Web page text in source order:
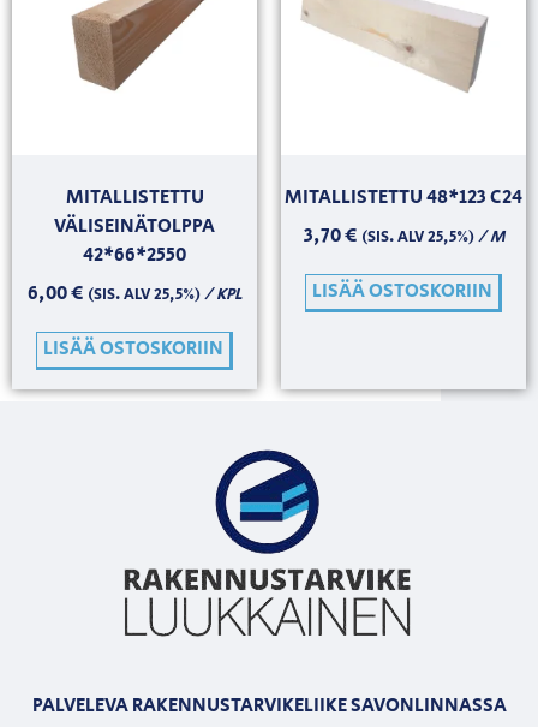
MITALLISTETTU
VÄLISEINÄTOLPPA
42*66*2550
6,00€ (SIS. ALV 25,5%)/ KPL
LISÄÄ OSTOSKORIIN
MITALLISTETTU 48*123 C24
3,70€ (SIS. ALV 25,5%)/ M
LISÄÄ OSTOSKORIIN
PALVELEVA RAKENNUSTARVIKELIIKE SAVONLINNASSA